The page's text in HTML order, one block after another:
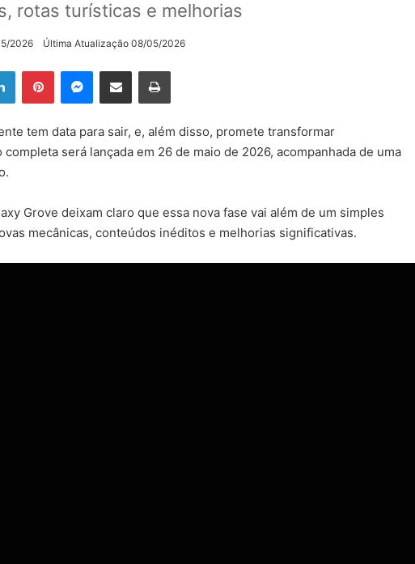
rotas turísticas e melhorias
2026 Última Atualização 08/05/2026
LinkedinPinterestMessenger
Compartilhar via e-mail Imprimir
tem data para sair, e, além disso, promete transformar
será lançada em 26 de maio de 2026, acompanhada de uma
Grove deixam claro que essa nova fase vai além de um simples
mecânicas, conteúdos inéditos e melhorias significativas.